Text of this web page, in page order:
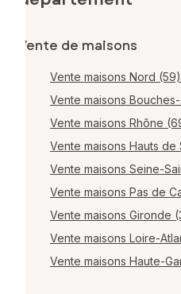
Vente de maisons
Vente maisons Nord (59)
Vente maisons
Vente maisons Rhône
Vente maisons Hauts de
Vente maisons Seine-
Vente maisons Pas de
Vente maisons Gironde
Vente maisons Loire-
Vente maisons Haute-